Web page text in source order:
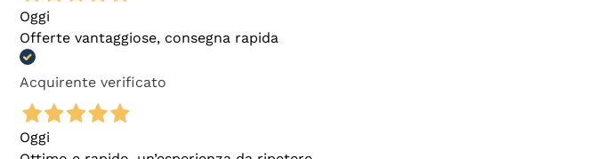
Oggi
Offerte vantaggiose, consegna rapida
Acquirente verificato
Oggi